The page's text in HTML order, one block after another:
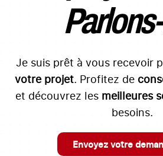
Je suis prêt à vous recevoir
votre projet. Profitez de
et découvrez les meilleures
besoins.
Envoyez votre